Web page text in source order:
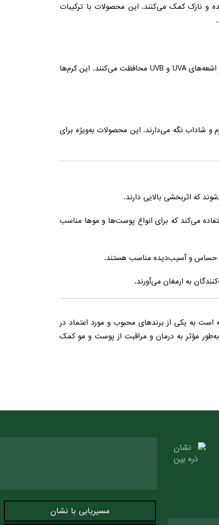
و نازک کمک می‌کنند. این محصولات با ترکیبات
با فرمولاسیونی مقاوم در برابر آب و تعریق، از پوست شما در برابر اشعه‌های UVA و UVB محافظت می‌کنند. این کرم‌ها
و شاداب نگه می‌دارند. این محصولات به‌ویژه برای
که اثربخشی بالایی دارند.
می‌کند که برای انواع پوست‌ها و موها مناسب
حساس و آسیب‌دیده مناسب هستند.
به ارمغان می‌آورند.
به یکی از برندهای محبوب و مورد اعتماد در
مؤثر به درمان و مراقبت از پوست و مو کمک
مسیریابی با نشان